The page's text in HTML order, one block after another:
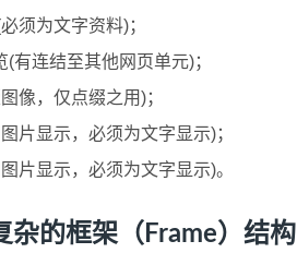
须为文字资料)；
有连结至其他网页单元)；
像，仅点缀之用)；
片显示，必须为文字显示)；
片显示，必须为文字显示)。
杂的框架（Frame）结构